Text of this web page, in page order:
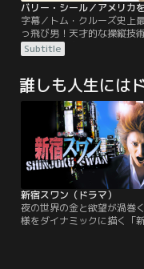
字幕／トム・クルーズ史上
っ飛び男！天才的な操縦技
り、民間航空会社のパイロッ
て何不自由ない暮しを送って
エージェントがスカウトに
CIAの極秘作戦に偵察機のパ
トとして加わる事となった
Subtitle
誰しも人生には
新宿スワン（ドラマ）
夜の世界の金と欲望が渦巻
様をダイナミックに描く「